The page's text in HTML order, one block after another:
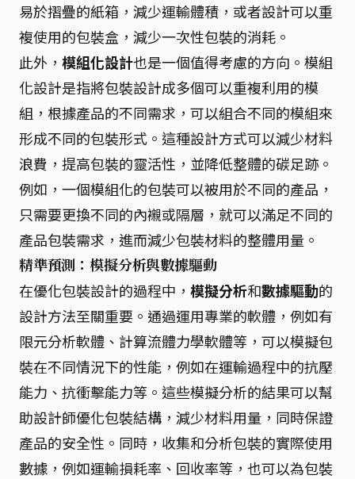
易於摺疊的紙箱，減少運輸體積，或者設計可以重
複使用的包裝盒，減少一次性包裝的消耗。
此外， 模組化設計也是一個值得考慮的方向。模組
化設計是指將包裝設計成多個可以重複利用的模
組，根據產品的不同需求，可以組合不同的模組來
形成不同的包裝形式。這種設計方式可以減少材料
浪費，提高包裝的靈活性，並降低整體的碳足跡。
例如，一個模組化的包裝可以被用於不同的產品，
只需要更換不同的內襯或隔層，就可以滿足不同的
產品包裝需求，進而減少包裝材料的整體用量。
精準預測：模擬分析與數據驅動
在優化包裝設計的過程中， 模擬分析和數據驅動的
設計方法至關重要。通過運用專業的軟體，例如有
限元分析軟體、計算流體力學軟體等，可以模擬包
裝在不同情況下的性能，例如在運輸過程中的抗壓
能力、抗衝擊能力等。這些模擬分析的結果可以幫
助設計師優化包裝結構，減少材料用量，同時保證
產品的安全性。同時，收集和分析包裝的實際使用
數據，例如運輸損耗率、回收率等，也可以為包裝